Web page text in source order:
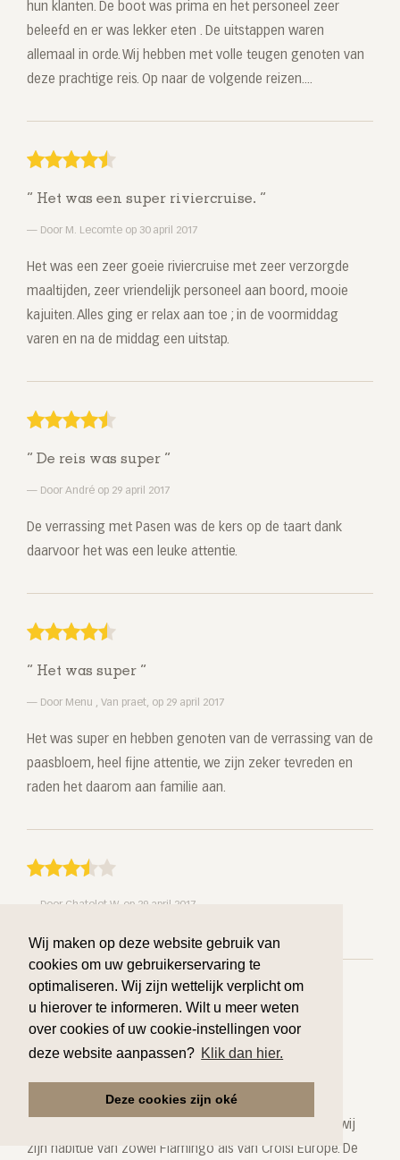
Wij maken op deze website gebruik van
cookies om uw gebruikerservaring te
optimaliseren. Wij zijn wettelijk verplicht om
u hierover te informeren. Wilt u meer weten
over cookies of uw cookie-instellingen voor
deze website aanpassen? Klik dan hier.
Deze cookies zijn oké
hun klanten. De boot was prima en het personeel zeer
beleefd en er was lekker eten . De uitstappen waren
allemaal in orde. Wij hebben met volle teugen genoten van
deze prachtige reis. Op naar de volgende reizen....
Het was een super riviercruise.
Door M. Lecomte op 30 april 2017
Het was een zeer goeie riviercruise met zeer verzorgde
maaltijden, zeer vriendelijk personeel aan boord, mooie
kajuiten. Alles ging er relax aan toe ; in de voormiddag
varen en na de middag een uitstap.
De reis was super
Door André op 29 april 2017
De verrassing met Pasen was de kers op de taart dank
daarvoor het was een leuke attentie.
Het was super
Door Menu , Van praet, op 29 april 2017
Het was super en hebben genoten van de verrassing van de
paasbloem, heel fijne attentie, we zijn zeker tevreden en
raden het daarom aan familie aan.
Door Chatelet W. op 29 april 2017
Reis beantwoordde volledig aan onze
verwachtingen
Reis beantwoordde volledig aan onze verwachtingen, wij
zijn habitué van zowel Flamingo als van Croisi Europe. De